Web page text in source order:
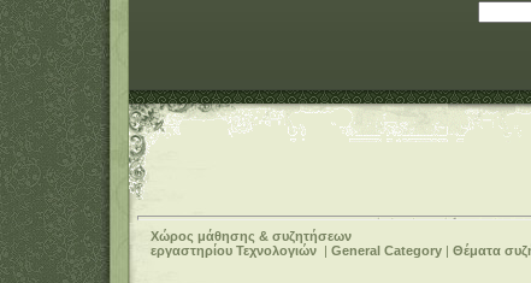
Χώρος μάθησης & συζητήσεων
εργαστηρίου Τεχνολογιών |General Category |Θέματα